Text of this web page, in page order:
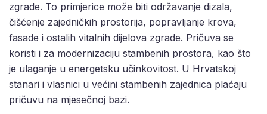
zgrade. To primjerice može biti održavanje dizala,
čišćenje zajedničkih prostorija, popravljanje krova,
fasade i ostalih vitalnih dijelova zgrade. Pričuva se
koristi i za modernizaciju stambenih prostora, kao što
je ulaganje u energetsku učinkovitost. U Hrvatskoj
stanari i vlasnici u većini stambenih zajednica plaćaju
pričuvu na mjesečnoj bazi.